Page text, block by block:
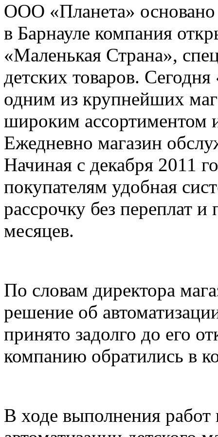
ООО «Планета» основано
в Барнауле компания
«Маленькая Страна»,
детских товаров.
одним из крупнейших
широким ассортиментом
Ежедневно магазин
Начиная с декабря 2011
покупателям удобная
рассрочку без переплат и
месяцев.
По словам директора
решение об
принято задолго до его
компанию обратились в
В ходе выполнения работ